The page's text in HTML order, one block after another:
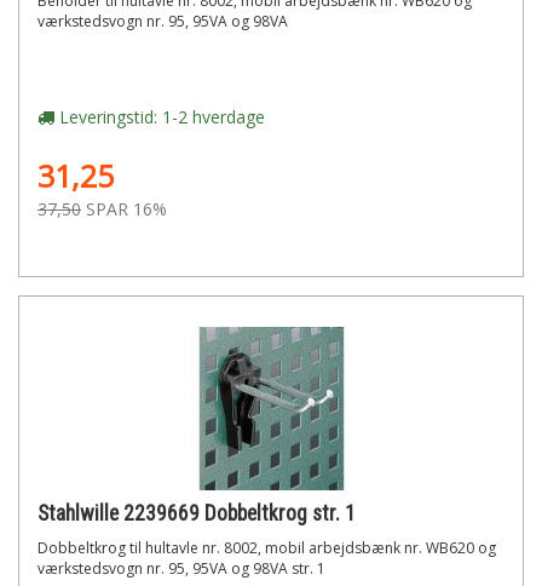
værkstedsvogn nr. 95, 95VA og 98VA
Leveringstid: 1-2 hverdage
31,25
37,50 SPAR 16%
Stahlwille 2239669 Dobbeltkrog str. 1
Dobbeltkrog til hultavle nr. 8002, mobil arbejdsbænk nr. WB620 og
værkstedsvogn nr. 95, 95VA og 98VA str. 1